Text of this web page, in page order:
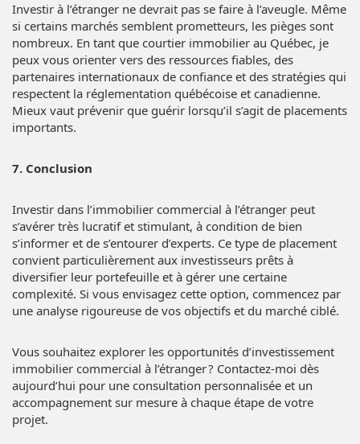
Investir à l’étranger ne devrait pas se faire à l’aveugle. Même
si certains marchés semblent prometteurs, les pièges sont
nombreux. En tant que courtier immobilier au Québec, je
peux vous orienter vers des ressources fiables, des
partenaires internationaux de confiance et des stratégies qui
respectent la réglementation québécoise et canadienne.
Mieux vaut prévenir que guérir lorsqu’il s’agit de placements
importants.
7. Conclusion
Investir dans l’immobilier commercial à l’étranger peut
s’avérer très lucratif et stimulant, à condition de bien
s’informer et de s’entourer d’experts. Ce type de placement
convient particulièrement aux investisseurs prêts à
diversifier leur portefeuille et à gérer une certaine
complexité. Si vous envisagez cette option, commencez par
une analyse rigoureuse de vos objectifs et du marché ciblé.
Vous souhaitez explorer les opportunités d’investissement
immobilier commercial à l’étranger ? Contactez-moi dès
aujourd’hui pour une consultation personnalisée et un
accompagnement sur mesure à chaque étape de votre
projet.